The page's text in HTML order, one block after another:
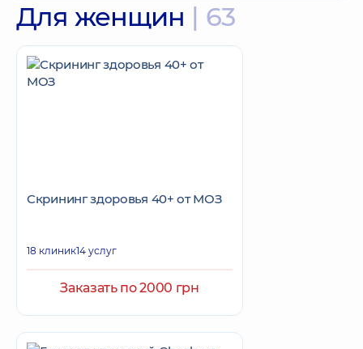
Для женщин | 63
Скрининг здоровья 40+ от МОЗ
18 клиник14 услуг
Заказать по 2000 грн